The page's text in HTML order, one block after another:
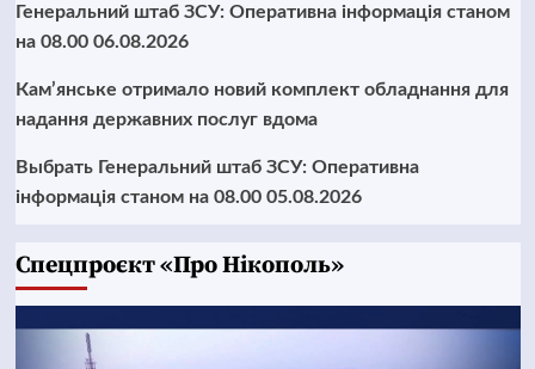
Генеральний штаб ЗСУ: Оперативна інформація станом
на 08.00 06.08.2026
Кам’янське отримало новий комплект обладнання для
надання державних послуг вдома
Выбрать Генеральний штаб ЗСУ: Оперативна
інформація станом на 08.00 05.08.2026
Cпецпроєкт «Про Нікополь»